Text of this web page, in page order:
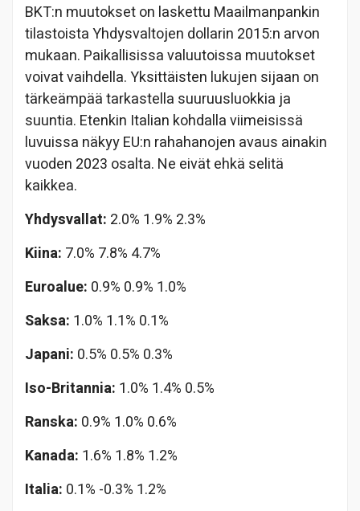
BKT:n muutokset on laskettu Maailmanpankin
tilastoista Yhdysvaltojen dollarin 2015:n arvon
mukaan. Paikallisissa valuutoissa muutokset
voivat vaihdella. Yksittäisten lukujen sijaan on
tärkeämpää tarkastella suuruusluokkia ja
suuntia. Etenkin Italian kohdalla viimeisissä
luvuissa näkyy EU:n rahahanojen avaus ainakin
vuoden 2023 osalta. Ne eivät ehkä selitä
kaikkea.
Yhdysvallat: 2.0% 1.9% 2.3%
Kiina: 7.0% 7.8% 4.7%
Euroalue: 0.9% 0.9% 1.0%
Saksa: 1.0% 1.1% 0.1%
Japani: 0.5% 0.5% 0.3%
Iso-Britannia: 1.0% 1.4% 0.5%
Ranska: 0.9% 1.0% 0.6%
Kanada: 1.6% 1.8% 1.2%
Italia: 0.1% -0.3% 1.2%